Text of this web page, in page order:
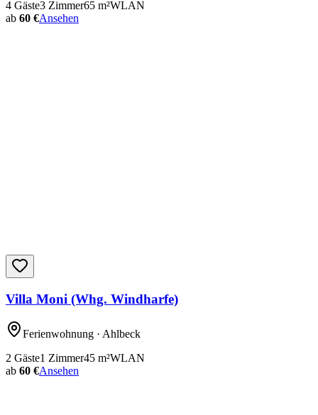
4 Gäste3 Zimmer65 m²WLAN
ab 60 €Ansehen
Villa Moni (Whg. Windharfe)
Ferienwohnung · Ahlbeck
2 Gäste1 Zimmer45 m²WLAN
ab 60 €Ansehen